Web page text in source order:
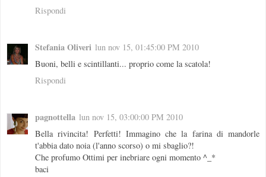
Rispondi
Stefania Oliveri lun nov 15, 01:45:00 PM 2010
Buoni, belli e scintillanti... proprio come la scatola!
Rispondi
pagnottella lun nov 15, 03:00:00 PM 2010
Bella rivincita! Perfetti! Immagino che la farina di mandorle
t'abbia dato noia (l'anno scorso) o mi sbaglio?!
Che profumo Ottimi per inebriare ogni momento ^_*
baci